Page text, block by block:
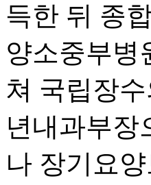
득한 뒤 종
양소중부병
쳐 국립장
년내과부장
나 장기요